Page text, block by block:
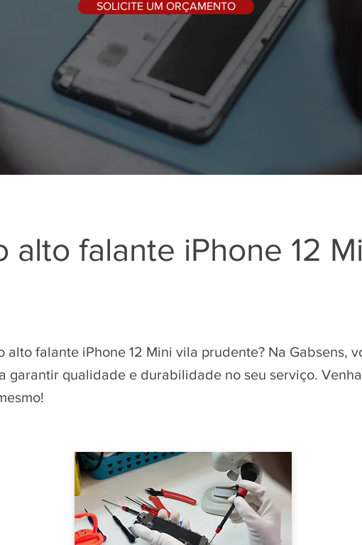
SOLICITE UM ORÇAMENTO
alto falante iPhone 12
alto falante iPhone 12 Mini vila prudente? Na Gabsens,
garantir qualidade e durabilidade no seu serviço.